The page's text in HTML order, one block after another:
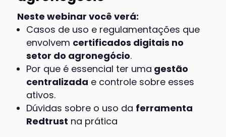
Neste webinar você verá:
Casos de uso e regulamentações que
envolvem certificados digitais no
setor do agronegócio.
Por que é essencial ter uma gestão
centralizada e controle sobre esses
ativos.
Dúvidas sobre o uso da ferramenta
Redtrust na prática